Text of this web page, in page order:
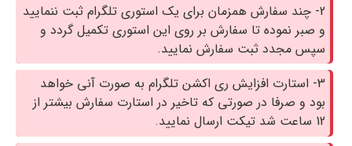
2- چند سفارش همزمان برای یک استوری تلگرام ثبت ننمایید
و صبر نموده تا سفارش بر روی این استوری تکمیل گردد و
سپس مجدد ثبت سفارش نمایید.
3- استارت افزایش ری اکشن تلگرام به صورت آنی خواهد
بود و صرفا در صورتی که تاخیر در استارت سفارش بیشتر از
12 ساعت شد تیکت ارسال نمایید.